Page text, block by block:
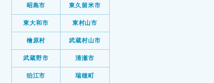
昭島市 東久留米市
東大和市 東村山市
檜原村 武蔵村山市
武蔵野市 清瀬市
狛江市 瑞穂町